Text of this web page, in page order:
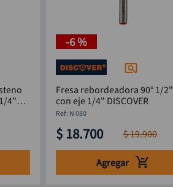
4"
-6 %
Fresa rebordeadora 90° 1/2"
con eje 1/4" DISCOVER
: N 080
$ 18.700 $19.900
Agregar